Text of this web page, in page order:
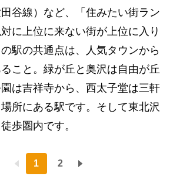
谷線）など、「住みたい街ラン
に上位に来ない街が上位に入り
駅の共通点は、人気タウンから
こと。緑が丘と奥沢は自由が丘
は吉祥寺から、西太子堂は三軒
所にある駅です。そして東北沢
歩圏内です。
1 2